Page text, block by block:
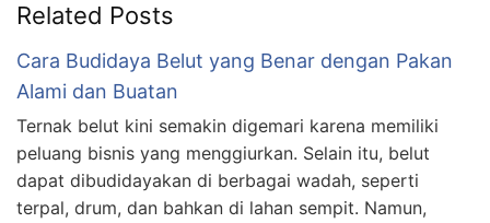
Related Posts
Cara Budidaya Belut yang Benar dengan Pakan
Alami dan Buatan
Ternak belut kini semakin digemari karena memiliki
peluang bisnis yang menggiurkan. Selain itu, belut
dapat dibudidayakan di berbagai wadah, seperti
terpal, drum, dan bahkan di lahan sempit. Namun,